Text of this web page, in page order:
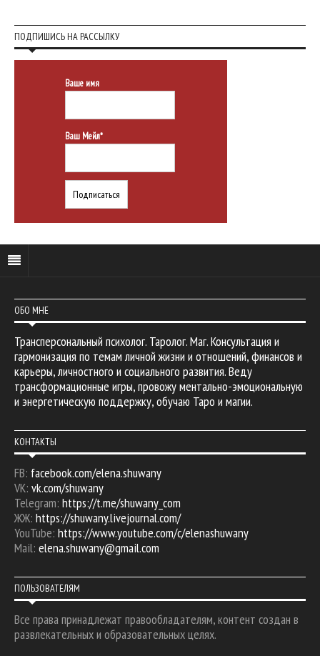
ПОДПИШИСЬ НА РАССЫЛКУ
Ваше имя
Ваш Мейл*
ОБО МНЕ
Трансперсональный психолог. Таролог. Маг. Консультация и
гармонизация по темам личной жизни и отношений, финансов и
карьеры, личностного и социального развития. Веду
трансформационные игры, провожу ментально-эмоциональную
и энергетическую поддержку, обучаю Таро и магии.
КОНТАКТЫ
FB: facebook.com/elena.shuwany
VK: vk.com/shuwany
Telegram: https://t.me/shuwany_com
ЖЖ: https://shuwany.livejournal.com/
YouTube: https://www.youtube.com/c/elenashuwany
Mail: elena.shuwany@gmail.com
ПОЛЬЗОВАТЕЛЯМ
Все права принадлежат правообладателям, контент создан в
развлекательных и образовательных целях.